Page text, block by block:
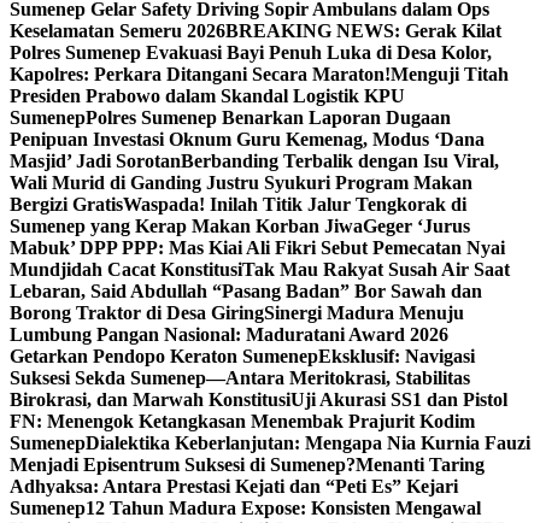
Sumenep Gelar Safety Driving Sopir Ambulans dalam Ops
Keselamatan Semeru 2026BREAKING NEWS: Gerak Kilat
Polres Sumenep Evakuasi Bayi Penuh Luka di Desa Kolor,
Kapolres: Perkara Ditangani Secara Maraton!Menguji Titah
Presiden Prabowo dalam Skandal Logistik KPU
SumenepPolres Sumenep Benarkan Laporan Dugaan
Penipuan Investasi Oknum Guru Kemenag, Modus ‘Dana
Masjid’ Jadi SorotanBerbanding Terbalik dengan Isu Viral,
Wali Murid di Ganding Justru Syukuri Program Makan
Bergizi GratisWaspada! Inilah Titik Jalur Tengkorak di
Sumenep yang Kerap Makan Korban JiwaGeger ‘Jurus
Mabuk’ DPP PPP: Mas Kiai Ali Fikri Sebut Pemecatan Nyai
Mundjidah Cacat KonstitusiTak Mau Rakyat Susah Air Saat
Lebaran, Said Abdullah “Pasang Badan” Bor Sawah dan
Borong Traktor di Desa GiringSinergi Madura Menuju
Lumbung Pangan Nasional: Maduratani Award 2026
Getarkan Pendopo Keraton SumenepEksklusif: Navigasi
Suksesi Sekda Sumenep—Antara Meritokrasi, Stabilitas
Birokrasi, dan Marwah KonstitusiUji Akurasi SS1 dan Pistol
FN: Menengok Ketangkasan Menembak Prajurit Kodim
SumenepDialektika Keberlanjutan: Mengapa Nia Kurnia Fauzi
Menjadi Episentrum Suksesi di Sumenep?Menanti Taring
Adhyaksa: Antara Prestasi Kejati dan “Peti Es” Kejari
Sumenep12 Tahun Madura Expose: Konsisten Mengawal